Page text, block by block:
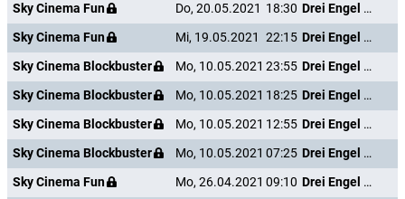
Sky Cinema Fun
Do, 20.05.2021 18:30
Drei Engel für Charlie - Volle Power
Sky Cinema Fun
Mi, 19.05.2021 22:15
Drei Engel für Charlie - Volle Power
Sky Cinema Blockbuster
Mo, 10.05.2021 23:55
Drei Engel für Charlie - Volle Power
Sky Cinema Blockbuster
Mo, 10.05.2021 18:25
Drei Engel für Charlie - Volle Power
Sky Cinema Blockbuster
Mo, 10.05.2021 12:55
Drei Engel für Charlie - Volle Power
Sky Cinema Blockbuster
Mo, 10.05.2021 07:25
Drei Engel für Charlie - Volle Power
Sky Cinema Fun
Mo, 26.04.2021 09:10
Drei Engel für Charlie - Volle Power